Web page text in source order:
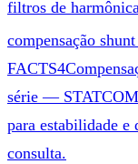
filtros de
compensação
FACTS4
série —
para estabilidade e
consulta.